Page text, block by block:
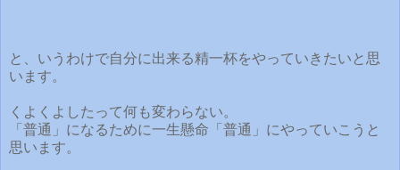
と、いうわけで自分に出来る精一杯をやっていきたいと思
います。
くよくよしたって何も変わらない。
「普通」になるために一生懸命「普通」にやっていこうと
思います。